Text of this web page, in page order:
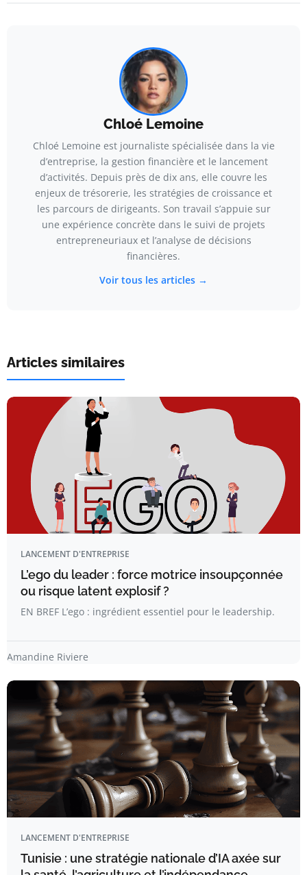
Chloé Lemoine
Chloé Lemoine est journaliste spécialisée dans la vie
d’entreprise, la gestion financière et le lancement
d’activités. Depuis près de dix ans, elle couvre les
enjeux de trésorerie, les stratégies de croissance et
les parcours de dirigeants. Son travail s’appuie sur
une expérience concrète dans le suivi de projets
entrepreneuriaux et l’analyse de décisions
financières.
Voir tous les articles →
Articles similaires
LANCEMENT D'ENTREPRISE
L’ego du leader : force motrice insoupçonnée
ou risque latent explosif ?
EN BREF L’ego : ingrédient essentiel pour le leadership.
Amandine Riviere
LANCEMENT D'ENTREPRISE
Tunisie : une stratégie nationale d’IA axée sur